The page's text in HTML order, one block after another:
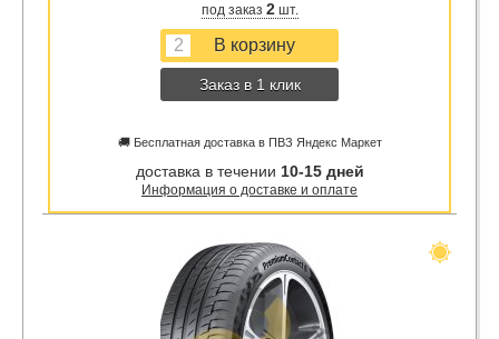
под заказ 2шт.
Заказ в 1 клик
🚚 Бесплатная доставка в ПВЗ Яндекс Маркет
доставка в течении 10-15 дней
Информация о доставке и оплате